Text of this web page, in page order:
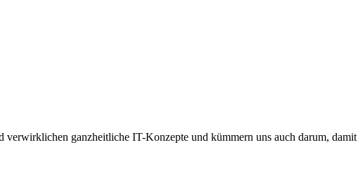
ganzheitliche IT-Konzepte und kümmern uns auch darum,